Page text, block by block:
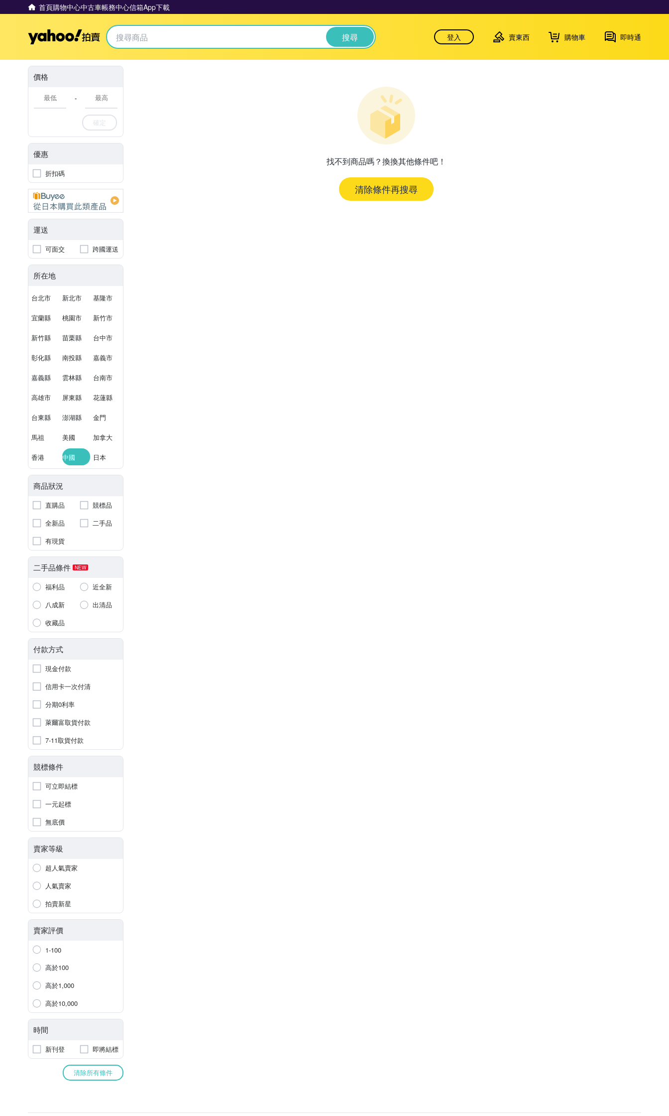
首頁購物中心中古車帳務中心信箱App下載
Yahoo拍賣 搜尋 登入 賣東西 購物車 即時通
價格
-
確定
優惠
折扣碼
運送
可面交 跨國運送
所在地
台北市 新北市 基隆市
宜蘭縣 桃園市 新竹市
新竹縣 苗栗縣 台中市
彰化縣 南投縣 嘉義市
嘉義縣 雲林縣 台南市
高雄市 屏東縣 花蓮縣
台東縣 澎湖縣 金門
馬祖 美國 加拿大
香港 中國 日本
商品狀況
直購品
競標品
全新品
二手品
有現貨
二手品條件 NEW
福利品
近全新
八成新
出清品
收藏品
付款方式
現金付款
信用卡一次付清
分期0利率
萊爾富取貨付款
7-11取貨付款
競標條件
可立即結標
一元起標
無底價
賣家等級
超人氣賣家
人氣賣家
拍賣新星
賣家評價
1-100
高於100
高於1,000
高於10,000
時間
新刊登 即將結標
清除所有條件
找不到商品嗎？換換其他條件吧！
清除條件再搜尋